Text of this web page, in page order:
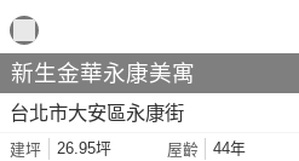
新生金華永康美寓
台北市大安區永康街
建坪 26.95坪 屋齡 44年